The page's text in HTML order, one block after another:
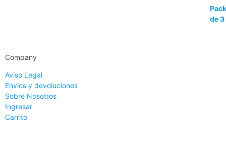
Company
Aviso Legal
Envios y devoluciones
Sobre Nosotros
Ingresar
Carrito